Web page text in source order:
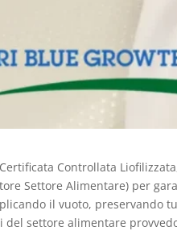
Controllata
Settore Alimentare) per
il vuoto, preservando
del settore alimentare